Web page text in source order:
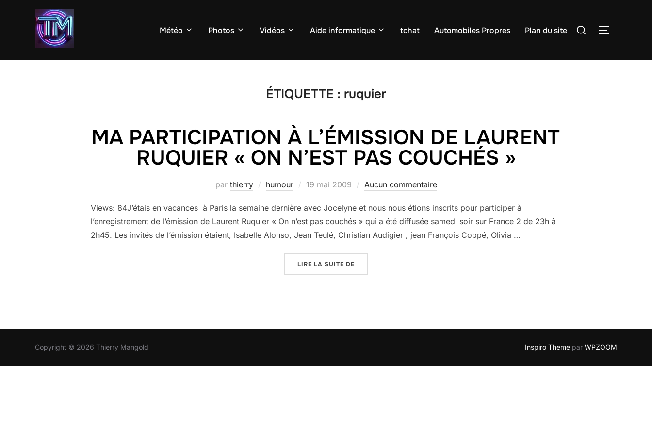
Météo Photos Vidéos Aide informatique tchat Automobiles Propres Plan du site
Rechercher :
ÉTIQUETTE : ruquier
MA PARTICIPATION À L’ÉMISSION DE LAURENT
RUQUIER « ON N’EST PAS COUCHÉS »
par thierry humour
Publié
19 mai 2009 Aucun commentaire
Views: 84J’étais en vacances à Paris la semaine dernière avec Jocelyne et nous nous étions inscrits pour participer à
l’enregistrement de l’émission de Laurent Ruquier « On n’est pas couchés » qui a été diffusée samedi soir sur France 2 de 23h à
2h45. Les invités de l’émission étaient, Isabelle Alonso, Jean Teulé, Christian Audigier , jean François Coppé, Olivia …
LIRE LA SUITE DE
Copyright © 2026 Thierry Mangold Inspiro Theme par WPZOOM